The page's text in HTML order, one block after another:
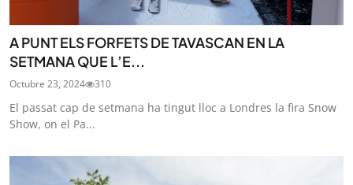
A PUNT ELS FORFETS DE TAVASCAN EN LA
SETMANA QUE L’E...
Octubre 23, 2024 310
El passat cap de setmana ha tingut lloc a Londres la fira Snow
Show, on el Pa...